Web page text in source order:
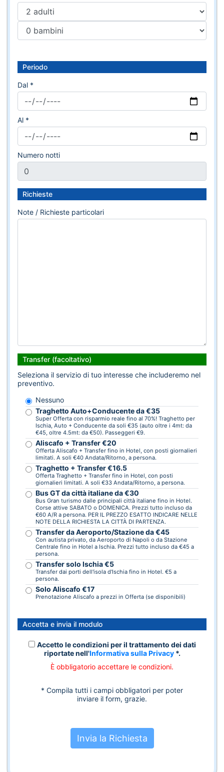
Periodo
Dal *
Al *
Numero notti
Richieste
Note / Richieste particolari
Transfer (facoltativo)
Seleziona il servizio di tuo interesse che includeremo nel
preventivo.
Nessuno
Traghetto Auto+Conducente da €35
Super Offerta con risparmio reale fino al 70%! Traghetto per
Ischia, Auto + Conducente da soli €35 (auto oltre i 4mt: da
€45, oltre 4.5mt: da €50). Passeggeri €9.
Aliscafo + Transfer €20
Offerta Aliscafo + Transfer fino in Hotel, con posti giornalieri
limitati. A soli €40 Andata/Ritorno, a persona.
Traghetto + Transfer €16.5
Offerta Traghetto + Transfer fino in Hotel, con posti
giornalieri limitati. A soli €33 Andata/Ritorno, a persona.
Bus GT da città italiane da €30
Bus Gran turismo dalle principali città italiane fino in Hotel.
Corse attive SABATO o DOMENICA. Prezzi tutto incluso da
€60 A/R a persona. PER IL PREZZO ESATTO INDICARE NELLE
NOTE DELLA RICHIESTA LA CITTÀ DI PARTENZA.
Transfer da Aeroporto/Stazione da €45
Con autista privato, da Aeroporto di Napoli o da Stazione
Centrale fino in Hotel a Ischia. Prezzi tutto incluso da €45 a
persona.
Transfer solo Ischia €5
Transfer dai porti dell'isola d'Ischia fino in Hotel. €5 a
persona.
Solo Aliscafo €17
Prenotazione Aliscafo a prezzi in Offerta (se disponibili)
Accetta e invia il modulo
Accetto le condizioni per il trattamento dei dati
riportate nell'Informativa sulla Privacy*.
È obbligatorio accettare le condizioni.
* Compila tutti i campi obbligatori per poter
inviare il form, grazie.